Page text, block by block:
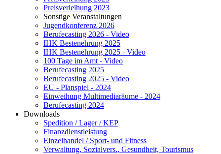
Preisverleihung 2023
Sonstige Veranstaltungen
Jugendkonferenz 2026
Berufecasting 2026 - Video
IHK Bestenehrung 2025
IHK Bestenehrung 2025 - Video
100 Tage im Amt - Video
Berufecasting 2025
Berufecasting 2025 - Video
EU - Planspiel - 2024
Einweihung Multimediaräume - 2024
Berufecasting 2024
Downloads
Spedition / Lager / KEP
Finanzdienstleistung
Einzelhandel / Sport- und Fitness
Verwaltung, Sozialvers., Gesundheit, Tourismus